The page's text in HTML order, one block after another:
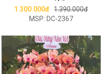
1.300.000đ 1.390.000đ
MSP: DC-2367